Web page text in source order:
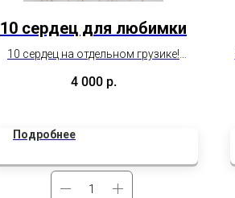
10 сердец для любимки
10 сердец на отдельном грузике!
4 000 р.
Подробнее